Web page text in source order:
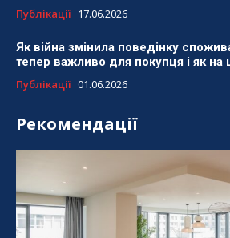
Публікації 17.06.2026
Як війна змінила поведінку
тепер важливо для покупця і як на
Публікації 01.06.2026
Рекомендації